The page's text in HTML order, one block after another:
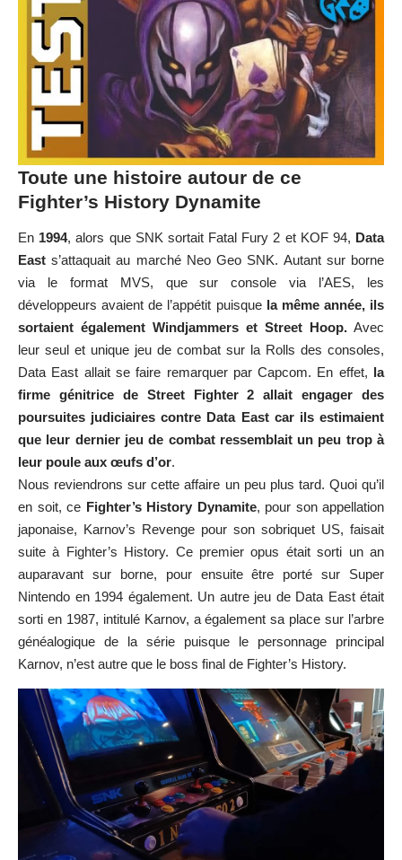
Toute une histoire autour de ce
Fighter’s History Dynamite
En 1994, alors que SNK sortait Fatal Fury 2 et KOF 94, Data
East s’attaquait au marché Neo Geo SNK. Autant sur borne
via le format MVS, que sur console via l’AES, les
développeurs avaient de l’appétit puisque la même année, ils
sortaient également Windjammers et Street Hoop. Avec
leur seul et unique jeu de combat sur la Rolls des consoles,
Data East allait se faire remarquer par Capcom. En effet, la
firme génitrice de Street Fighter 2 allait engager des
poursuites judiciaires contre Data East car ils estimaient
que leur dernier jeu de combat ressemblait un peu trop à
leur poule aux œufs d’or.
Nous reviendrons sur cette affaire un peu plus tard. Quoi qu’il
en soit, ce Fighter’s History Dynamite, pour son appellation
japonaise, Karnov’s Revenge pour son sobriquet US, faisait
suite à Fighter’s History. Ce premier opus était sorti un an
auparavant sur borne, pour ensuite être porté sur Super
Nintendo en 1994 également. Un autre jeu de Data East était
sorti en 1987, intitulé Karnov, a également sa place sur l’arbre
généalogique de la série puisque le personnage principal
Karnov, n’est autre que le boss final de Fighter’s History.